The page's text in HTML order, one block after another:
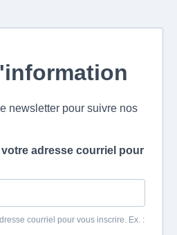
newsletter pour suivre nos
adresse courriel pour
courriel pour vous inscrire. Ex. :